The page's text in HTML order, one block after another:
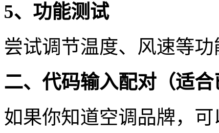
5、功能测试
尝试调节温度、风速等
二、代码输入配对（适
如果你知道空调品牌，